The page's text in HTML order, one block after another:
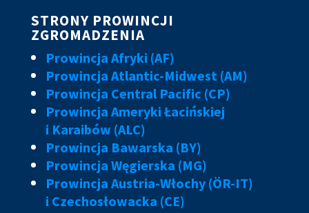
STRONY PROWINCJI
ZGROMADZENIA
Prowincja Afryki (AF)
Prowincja Atlantic-Midwest (AM)
Prowincja Central Pacific (CP)
Prowincja Ameryki Łacińskiej
i Karaibów (ALC)
Prowincja Bawarska (BY)
Prowincja Węgierska (MG)
Prowincja Austria-Włochy (ÖR-IT)
i Czechosłowacka (CE)